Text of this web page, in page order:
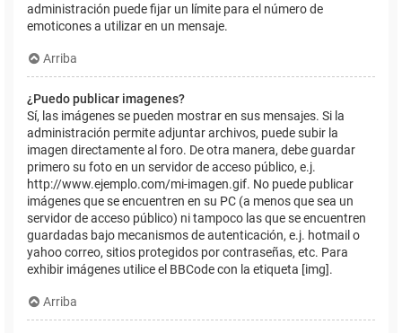
administración puede fijar un límite para el número de
emoticones a utilizar en un mensaje.
Arriba
¿Puedo publicar imagenes?
Sí, las imágenes se pueden mostrar en sus mensajes. Si la
administración permite adjuntar archivos, puede subir la
imagen directamente al foro. De otra manera, debe guardar
primero su foto en un servidor de acceso público, e.j.
http://www.ejemplo.com/mi-imagen.gif. No puede publicar
imágenes que se encuentren en su PC (a menos que sea un
servidor de acceso público) ni tampoco las que se encuentren
guardadas bajo mecanismos de autenticación, e.j. hotmail o
yahoo correo, sitios protegidos por contraseñas, etc. Para
exhibir imágenes utilice el BBCode con la etiqueta [img].
Arriba